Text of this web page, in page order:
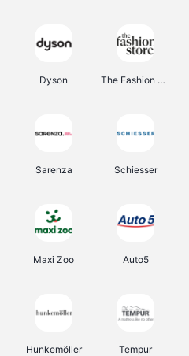
Dyson The Fashion Store
Sarenza Schiesser
Maxi Zoo Auto5
Hunkemöller Tempur